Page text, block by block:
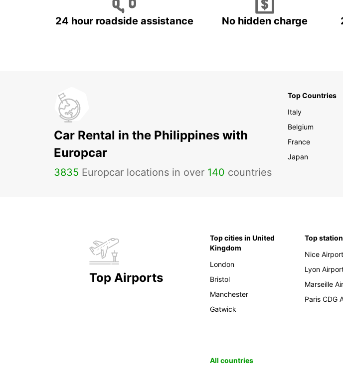
24 hour roadside assistance No hidden charge
Car Rental in the Philippines with
Europcar
3835 Europcar locations in over 140 countries
Top Countries
Italy
Belgium
France
Japan
Top Airports
Top cities in United
Kingdom
London
Bristol
Manchester
Gatwick
Top
Nice Airport
Lyon
Marseille
Paris CDG
All countries